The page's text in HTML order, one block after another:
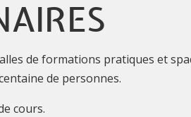
de formations pratiques et
de personnes.
cours.